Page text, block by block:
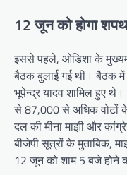
12 जून को होगा
इससे पहले, ओडिशा के
बैठक बुलाई गई थी। बैठक
भूपेन्द्र यादव शामिल हुए
से 87,000 से अधिक वोटों
दल की मीना माझी और
बीजेपी सूत्रों के मुताबिक,
12 जून को शाम 5 बजे होने